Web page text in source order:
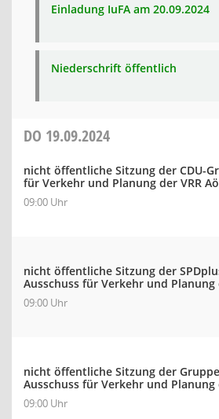
Einladung IuFA am 20.09.2024
Niederschrift öffentlich
DO 19.09.2024
nicht öffentliche Sitzung der CDU-
für Verkehr und Planung der VRR
09:00 Uhr
nicht öffentliche Sitzung der
Ausschuss für Verkehr und Planung
09:00 Uhr
nicht öffentliche Sitzung der
Ausschuss für Verkehr und Planung
09:00 Uhr